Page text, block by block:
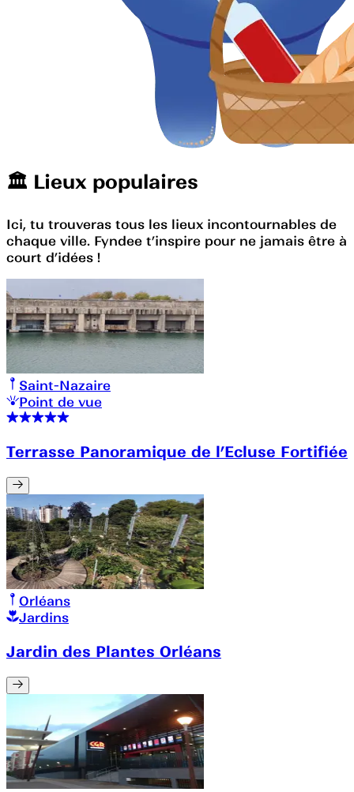
🏛️️ Lieux populaires
Ici, tu trouveras tous les lieux incontournables de
chaque ville. Fyndee t’inspire pour ne jamais être à
court d’idées !
Saint-Nazaire
Point de vue
Terrasse Panoramique de l’Ecluse Fortifiée
Orléans
Jardins
Jardin des Plantes Orléans